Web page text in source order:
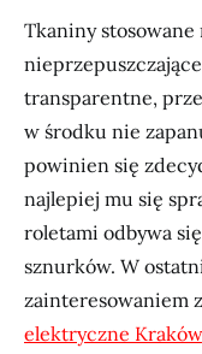
Tkaniny
transparentne,
w środku nie
powinien się
najlepiej mu się
roletami odbywa
sznurków. W
zainteresowaniem
elektryczne Kraków